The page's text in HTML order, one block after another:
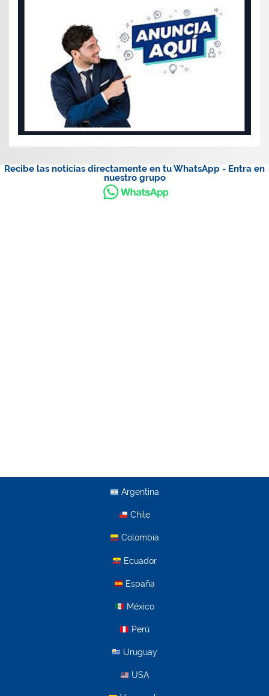
Recibe las noticias directamente en tu WhatsApp - Entra en
nuestro grupo
Argentina
Chile
Colombia
Ecuador
España
México
Perú
Uruguay
USA